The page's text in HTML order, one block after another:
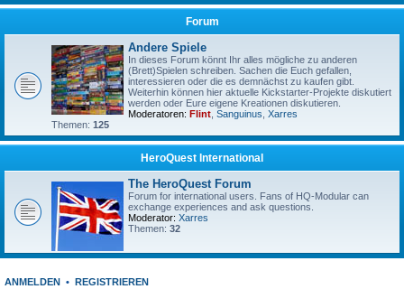
Forum
Andere Spiele
In dieses Forum könnt Ihr alles mögliche zu anderen
(Brett)Spielen schreiben. Sachen die Euch gefallen,
interessieren oder die es demnächst zu kaufen gibt.
Weiterhin können hier aktuelle Kickstarter-Projekte diskutiert
werden oder Eure eigene Kreationen diskutieren.
Moderatoren: Flint Sanguinus Xarres
Themen: 125
HeroQuest International
The HeroQuest Forum
Forum for international users. Fans of HQ-Modular can
exchange experiences and ask questions.
Moderator: Xarres
Themen: 32
ANMELDEN • REGISTRIEREN